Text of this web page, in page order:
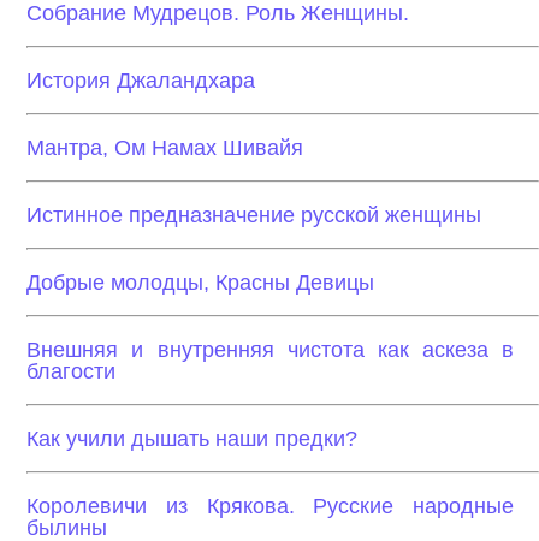
Собрание Мудрецов. Роль Женщины.
История Джаландхара
Мантра, Ом Намах Шивайя
Истинное предназначение русской женщины
Добрые молодцы, Красны Девицы
Внешняя и внутренняя чистота как аскеза в
благости
Как учили дышать наши предки?
Королевичи из Крякова. Русские народные
былины